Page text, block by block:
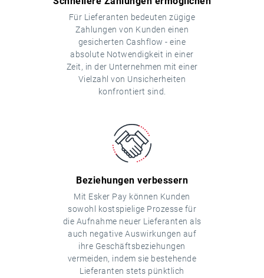
Für Lieferanten bedeuten zügige
Zahlungen von Kunden einen
gesicherten Cashflow - eine
absolute Notwendigkeit in einer
Zeit, in der Unternehmen mit einer
Vielzahl von Unsicherheiten
konfrontiert sind.
Beziehungen verbessern
Mit Esker Pay können Kunden
sowohl kostspielige Prozesse für
die Aufnahme neuer Lieferanten als
auch negative Auswirkungen auf
ihre Geschäftsbeziehungen
vermeiden, indem sie bestehende
Lieferanten stets pünktlich